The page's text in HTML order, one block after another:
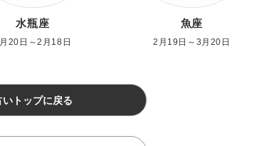
水瓶座
20日～2月18日
魚座
2月19日～3月20日
いトップに戻る